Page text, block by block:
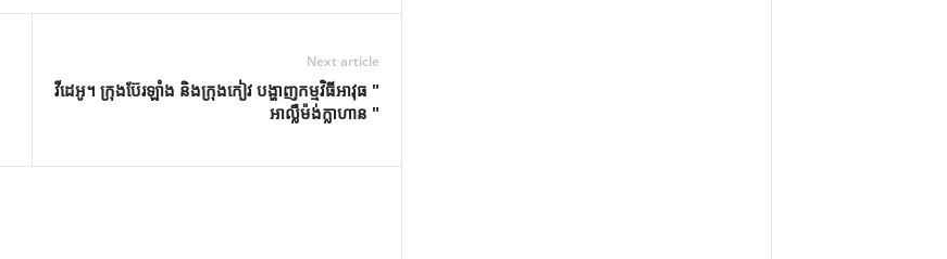
Next article
វីដេអូ។ ក្រុង​ប៊ែរឡាំង និង​ក្រុង​កៀវ បង្ហាញ​កម្មវិធី​អាវុធ "
អាល្លឺម៉ង់ក្លាហាន "